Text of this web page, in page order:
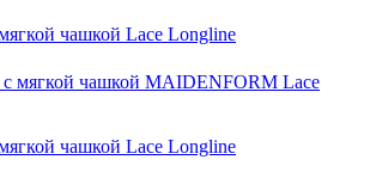
чашкой Lace Longline
чашкой Lace Longline